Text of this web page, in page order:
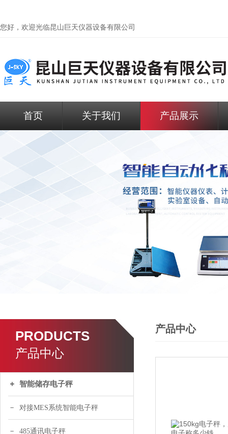
您好，欢迎光临昆山巨天仪器设备有限公司
首页 关于我们 产品展示
PRODUCTS
产品中心
智能储存电子秤
对接MES系统智能电子秤
485通讯电子秤
产品中心